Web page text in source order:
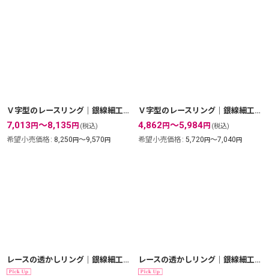
Ｖ字型のレースリング｜銀線細工の透かしの繊細さを堪能しつつ指を長く魅せるリング。5号〜18号まで・K24GPK18GP【金属アレルギーの方に配慮したニッケルフリー加工】
7,013 円～8,135 円 (税込)
希望小売価格 : 8,250円～9,570円
Ｖ字型のレースリング｜銀線細工の透かしの繊細さを堪能しつつ指を長く魅せるリング。5号〜18号まで【silver925】
4,862 円～5,984円 (税込)
希望小売価格 : 5,720円～7,040円
レースの透かしリング｜銀線細工の透かしの繊細さを堪能できるシンプルリング。1号〜18号まで。【金属アレルギーの方に配慮したニッケルフリー加工】 レースの透かしリング｜銀線細工の透かしの繊細さを堪能できるシンプルリング。1号〜18号まで。【silver925】